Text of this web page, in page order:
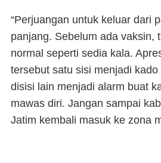
“Perjuangan untuk keluar dari
panjang. Sebelum ada vaksin,
normal seperti sedia kala.
tersebut satu sisi menjadi
disisi lain menjadi alarm buat
mawas diri. Jangan sampai
Jatim kembali masuk ke zona